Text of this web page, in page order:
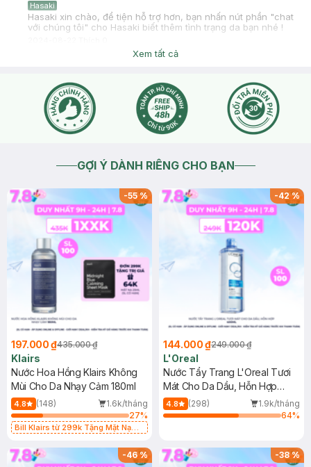
Hasaki
Hasaki xin chào, để tiện hỗ trợ hơn, bạn nhấn nút phần "chat
với chúng tôi" cho Hasaki biết thêm tình trạng da bạn nhé !
Xem tất cả
GỢI Ý DÀNH RIÊNG CHO BẠN
-55%
197.000 ₫435.000 ₫
Klairs
Nước Hoa Hồng Klairs Không
Mùi Cho Da Nhạy Cảm 180ml
4.8 (148)
1.6k/tháng
27%
Bill Klairs từ 299k Tặng Mặt Nạ
25ml (SL Có Hạn)
-42%
144.000 ₫249.000 ₫
L'Oreal
Nước Tẩy Trang L'Oreal Tươi
Mát Cho Da Dầu, Hỗn Hợp
400ml
4.8 (298)
1.9k/tháng
64%
-46% -38%